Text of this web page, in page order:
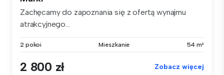
Zachęcamy do zapoznania się z ofertą wynajmu
atrakcyjnego...
2 pokoi Mieszkanie 54 m²
2 800 zł Zobacz więcej